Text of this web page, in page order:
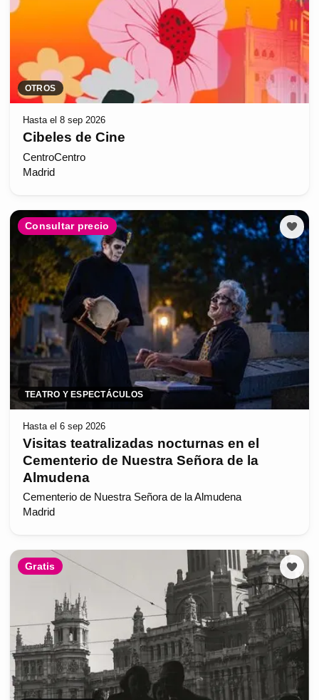
OTROS
Hasta el 8 sep 2026
Cibeles de Cine
CentroCentro
Madrid
Consultar precio
TEATRO Y ESPECTÁCULOS
Hasta el 6 sep 2026
Visitas teatralizadas nocturnas en el
Cementerio de Nuestra Señora de la
Almudena
Cementerio de Nuestra Señora de la Almudena
Madrid
Gratis